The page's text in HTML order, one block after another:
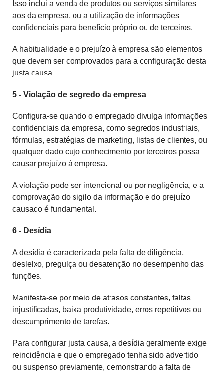
Isso inclui a venda de produtos ou serviços similares
aos da empresa, ou a utilização de informações
confidenciais para benefício próprio ou de terceiros.
A habitualidade e o prejuízo à empresa são elementos
que devem ser comprovados para a configuração desta
justa causa.
5 - Violação de segredo da empresa
Configura-se quando o empregado divulga informações
confidenciais da empresa, como segredos industriais,
fórmulas, estratégias de marketing, listas de clientes, ou
qualquer dado cujo conhecimento por terceiros possa
causar prejuízo à empresa.
A violação pode ser intencional ou por negligência, e a
comprovação do sigilo da informação e do prejuízo
causado é fundamental.
6 - Desídia
A desídia é caracterizada pela falta de diligência,
desleixo, preguiça ou desatenção no desempenho das
funções.
Manifesta-se por meio de atrasos constantes, faltas
injustificadas, baixa produtividade, erros repetitivos ou
descumprimento de tarefas.
Para configurar justa causa, a desídia geralmente exige
reincidência e que o empregado tenha sido advertido
ou suspenso previamente, demonstrando a falta de